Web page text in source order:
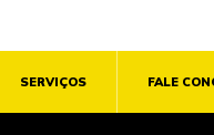
SERVIÇOS FALE